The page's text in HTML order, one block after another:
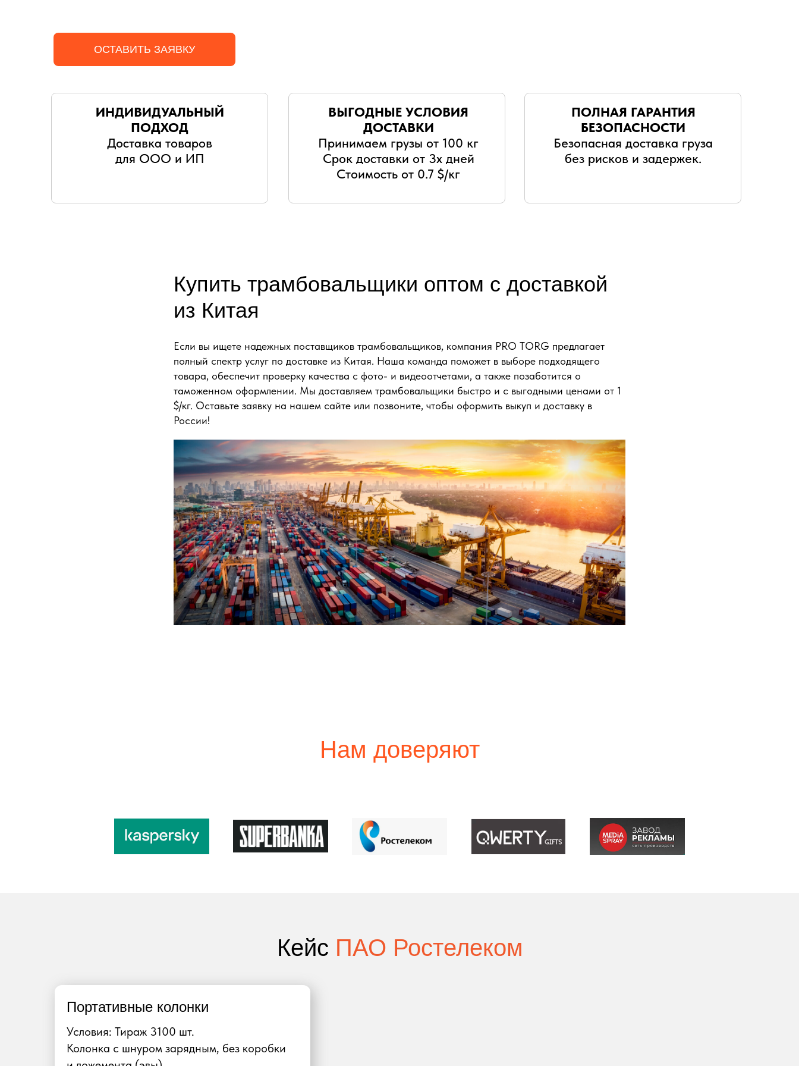
ОСТАВИТЬ ЗАЯВКУ
ВЫГОДНЫЕ УСЛОВИЯ
ДОСТАВКИ
Принимаем грузы от 100 кг
Срок доставки от 3х дней
Стоимость от 0.7 $/кг
ПОЛНАЯ ГАРАНТИЯ
БЕЗОПАСНОСТИ
Безопасная доставка груза
без рисков и задержек.
ИНДИВИДУАЛЬНЫЙ
ПОДХОД
Доставка товаров
для ООО и ИП
Купить трамбовальщики оптом с доставкой
из Китая
Если вы ищете надежных поставщиков трамбовальщиков, компания PRO TORG предлагает
полный спектр услуг по доставке из Китая. Наша команда поможет в выборе подходящего
товара, обеспечит проверку качества с фото- и видеоотчетами, а также позаботится о
таможенном оформлении. Мы доставляем трамбовальщики быстро и с выгодными ценами от 1
$/кг. Оставьте заявку на нашем сайте или позвоните, чтобы оформить выкуп и доставку в
России!
Нам доверяют
Кейс ПАО Ростелеком
Портативные колонки
Условия: Тираж 3100 шт.
Колонка с шнуром зарядным, без коробки